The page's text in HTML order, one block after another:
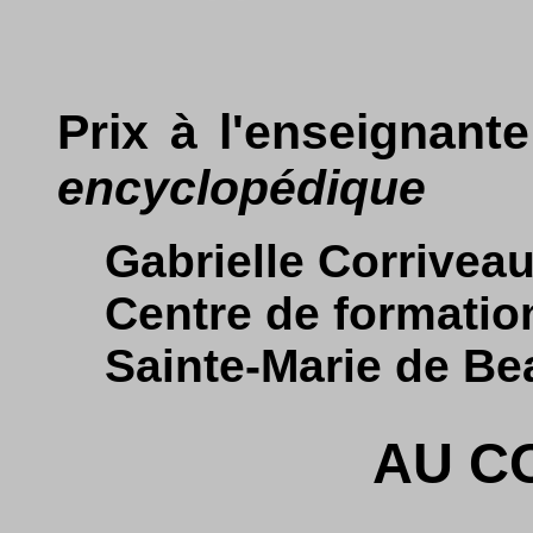
Prix à
encyclopédique
Gabrielle
Centre de
Sainte-Marie de
AU